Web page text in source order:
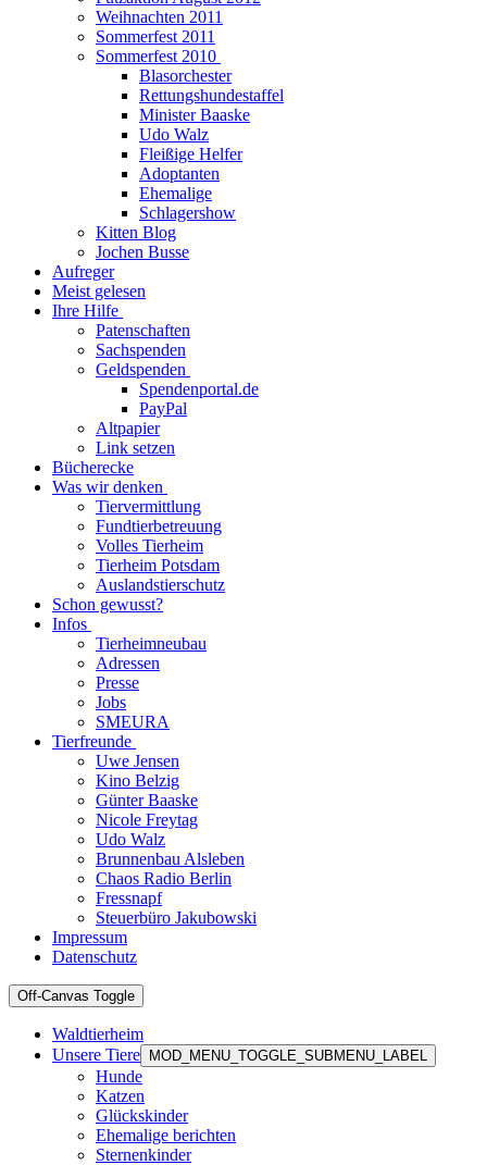
Weihnachten 2011
Sommerfest 2011
Sommerfest 2010
Blasorchester
Rettungshundestaffel
Minister Baaske
Udo Walz
Fleißige Helfer
Adoptanten
Ehemalige
Schlagershow
Kitten Blog
Jochen Busse
Aufreger
Meist gelesen
Ihre Hilfe
Patenschaften
Sachspenden
Geldspenden
Spendenportal.de
PayPal
Altpapier
Link setzen
Bücherecke
Was wir denken
Tiervermittlung
Fundtierbetreuung
Volles Tierheim
Tierheim Potsdam
Auslandstierschutz
Schon gewusst?
Infos
Tierheimneubau
Adressen
Presse
Jobs
SMEURA
Tierfreunde
Uwe Jensen
Kino Belzig
Günter Baaske
Nicole Freytag
Udo Walz
Brunnenbau Alsleben
Chaos Radio Berlin
Fressnapf
Steuerbüro Jakubowski
Impressum
Datenschutz
Off-Canvas Toggle
Waldtierheim
Unsere Tiere
MOD_MENU_TOGGLE_SUBMENU_LABEL
Hunde
Katzen
Glückskinder
Ehemalige berichten
Sternenkinder